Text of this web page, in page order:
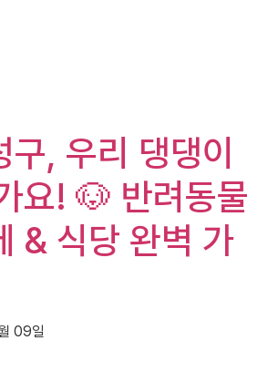
구, 우리 댕댕이
요! 🐶 반려동물
& 식당 완벽 가
09일